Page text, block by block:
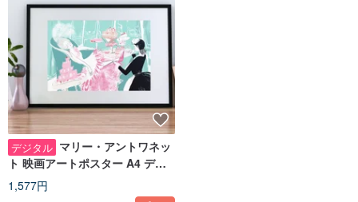
デジタル マリー・アントワネッ
ト 映画アートポスター A4 デジ
タルダウンロードプリントイラ
ストポストカード
1,577円